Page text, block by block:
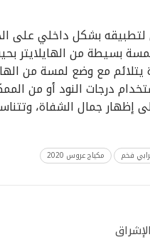
بشكل داخلي على
من الهايلايتر بحيث
يتلائم مع وضع لمسة من
درجات النود أو من
إظهار جمال الشفاة،
فخم مكياج عروس 2020